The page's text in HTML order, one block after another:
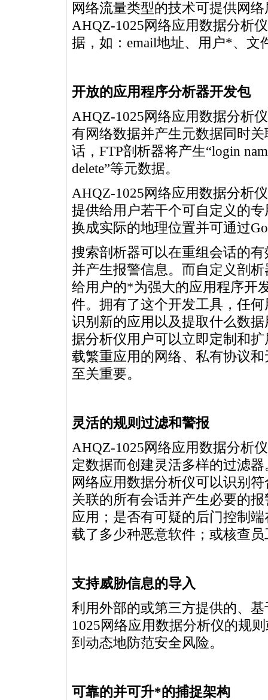
网络流量类型的技术可提供网
AHQZ-1025网络应用数据分析
据，如：email地址、用户*、文
开放的应用程序分析器开发包
AHQZ-1025网络应用数据分析
有网络数据并产生元数据同时
话，FTP剖析器将产生“login
delete”等元数据。
AHQZ-1025网络应用数据分析
提供给用户若干个可自定义的
换成实际的地理位置并可通过
搜索剖析器可以在重组会话的
并产生报警信息。而自定义剖
给用户的*为强大的应用程序开
件。拥有了这个开发工具，任
识别新的应用以及提取什么数
据分析仪用户可以立即定制和
载繁重应用的网络、私有协议和
至关重要。
灵活的规则过滤和警报
AHQZ-1025网络应用数据分析
定数据而创建灵活多样的过滤
网络应用数据分析仪可以识别
关联的所有会话并产生必要的
应用；是否有可疑的后门控制
载了多少种恶意软件；或核查
支持威胁信息的导入
利用外部的或第三方提供的、
1025网络应用数据分析仪的规
到动态地防范安全风险。
可靠的并可升*的捕捉架构